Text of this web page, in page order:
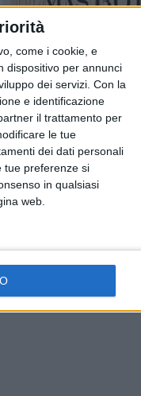
come i cookie, e
dispositivo per annunci
dei servizi. Con la
e identificazione
il trattamento per
le tue
dei dati personali
tue preferenze si
in qualsiasi
web.